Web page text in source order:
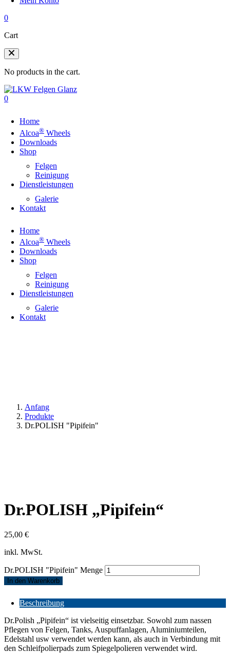
0
Cart
No products in the cart.
0
Home
Alcoa® Wheels
Downloads
Shop
Felgen
Reinigung
Dienstleistungen
Galerie
Kontakt
Home
Alcoa® Wheels
Downloads
Shop
Felgen
Reinigung
Dienstleistungen
Galerie
Kontakt
Anfang
Produkte
Dr.POLISH "Pipifein"
Dr.POLISH „Pipifein“
25,00 €
inkl. MwSt.
Dr.POLISH "Pipifein" Menge
In den Warenkorb
Beschreibung
Dr.Polish „Pipifein“ ist vielseitig einsetzbar. Sowohl zum nassen
Pflegen von Felgen, Tanks, Auspuffanlagen, Aluminiumteilen,
Edelstahl usw verwendet werden kann, als auch in Verbindung mit
den Schleifpolierpads zum Spiegelpolieren verwendet wird.